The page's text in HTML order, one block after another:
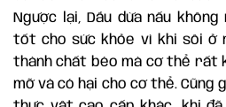
Ngược lại, Dầu dừa nấu
tốt cho sức khỏe vì khi sôi ở
thành chất béo mà cơ thể rất
mỡ và có hại cho cơ thể. Cũng